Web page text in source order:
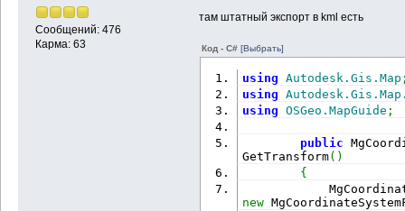
Сообщений: 476
Карма: 63
там штатный экспорт в kml есть
Код - C# [Выбрать]
using Autodesk.Gis.Map
using
using
OSGeo.MapGuide ;
public
GetTransform( )
{
new